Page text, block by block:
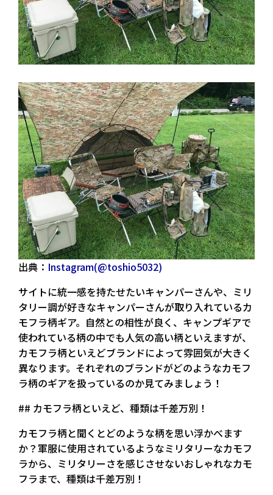
出典： Instagram(@toshio5032)
サイトに統一感を持たせたいキャンパーさんや、ミリ
タリー調が好きなキャンパーさんが取り入れているカ
モフラ柄ギア。自然との相性が良く、キャンプギアで
使われている柄の中でも人気の高い柄といえますが、
カモフラ柄といえどブランドによって雰囲気が大きく
異なります。それぞれのブランドがどのようなカモフ
ラ柄のギアを扱っているのか見てみましょう！
## カモフラ柄といえど、種類は千差万別！
カモフラ柄と聞くとどのような柄を思い浮かべます
か？軍服に使用されているようなミリタリーなカモフ
ラから、ミリタリーさを感じさせないおしゃれなカモ
フラまで、種類は千差万別！